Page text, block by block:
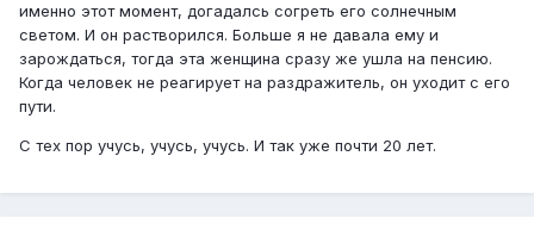
именно этот момент, догадалсь согреть его солнечным
светом. И он растворился. Больше я не давала ему и
зарождаться, тогда эта женщина сразу же ушла на пенсию.
Когда человек не реагирует на раздражитель, он уходит с его
пути.
С тех пор учусь, учусь, учусь. И так уже почти 20 лет.